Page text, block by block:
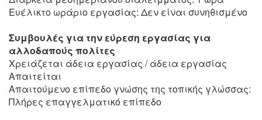
Ευέλικτο ωράριο εργασίας: Δεν είναι συνηθισμένο
Συμβουλές για την εύρεση εργασίας για
αλλοδαπούς πολίτες
Χρειάζεται άδεια εργασίας / άδεια εργασίας
Απαιτείται
Απαιτούμενο επίπεδο γνώσης της τοπικής γλώσσας:
Πλήρες επαγγελματικό επίπεδο